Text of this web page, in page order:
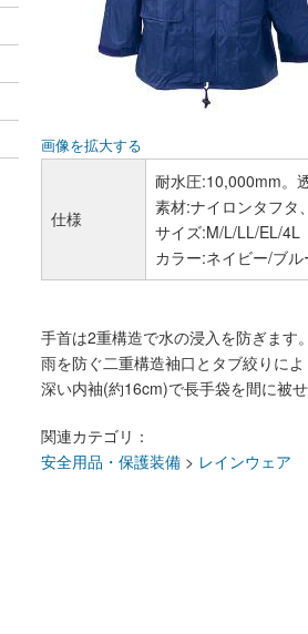
画像を拡大する
仕様
耐水圧:10,000mm。
素材:ナイロンタフタ
サイズ:M/L/LL/EL/4L
カラー:ネイビー/ブ
手首は2重構造で水の浸入を防ぎます。
雨を防ぐ二重構造袖口とタブ絞りに
深い内袖(約16cm)で長手袋を間に被
関連カテゴリ：
安全用品・保護装備 > レインウェア